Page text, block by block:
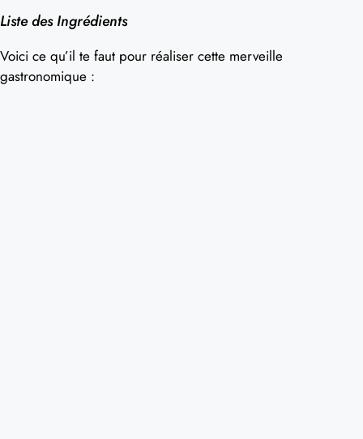
Liste des Ingrédients
Voici ce qu’il te faut pour réaliser cette merveille
gastronomique :